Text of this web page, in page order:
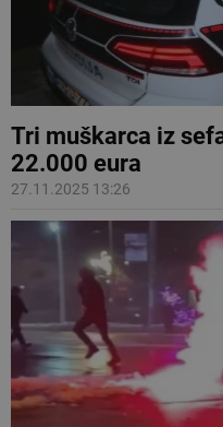
Tri muškarca iz
22.000 eura
27.11.2025 13:26